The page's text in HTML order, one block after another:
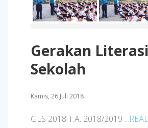
Gerakan Literasi
Sekolah
Kamis, 26 Juli 2018
GLS 2018 T.A. 2018/2019